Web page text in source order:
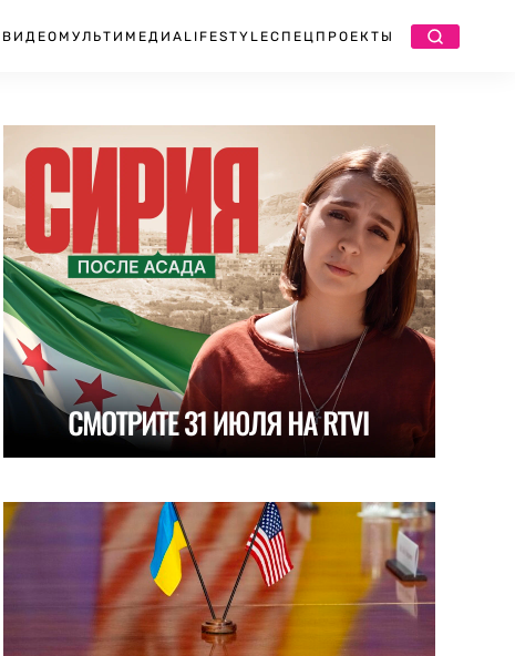
ВИДЕО МУЛЬТИМЕДИА LIFESTYLEСПЕЦПРОЕКТЫ